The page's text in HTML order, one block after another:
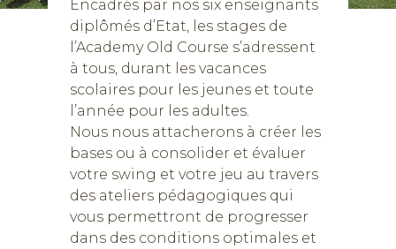
Encadrés par nos six enseignants
diplômés d’Etat, les stages de
l’Academy Old Course s’adressent
à tous, durant les vacances
scolaires pour les jeunes et toute
l’année pour les adultes.
Nous nous attacherons à créer les
bases ou à consolider et évaluer
votre swing et votre jeu au travers
des ateliers pédagogiques qui
vous permettront de progresser
dans des conditions optimales et